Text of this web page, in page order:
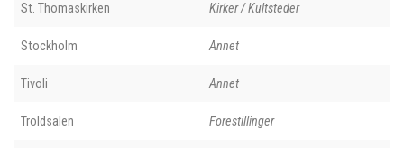
St. Thomaskirken Kirker / Kultsteder
Stockholm Annet
Tivoli Annet
Troldsalen Forestillinger